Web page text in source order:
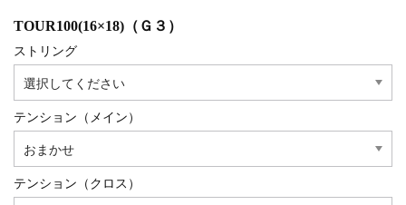
TOUR100(16×18)（Ｇ３）
ストリング
テンション（メイン）
テンション（クロス）